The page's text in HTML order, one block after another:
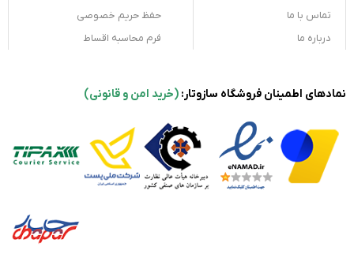
تماس با ما
درباره ما
حفظ حریم خصوصی
فرم محاسبه اقساط
نمادهای اطمینان فروشگاه سازوتار: (خرید امن و قانونی)